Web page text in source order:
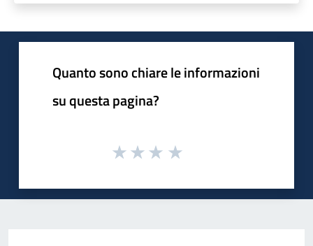
Quanto sono chiare le informazioni
su questa pagina?